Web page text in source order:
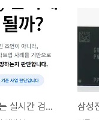
딥페이크·AI 환각 잡는 실시간 검증 봇 등장…포티넷 '통합 포티AI' 공개